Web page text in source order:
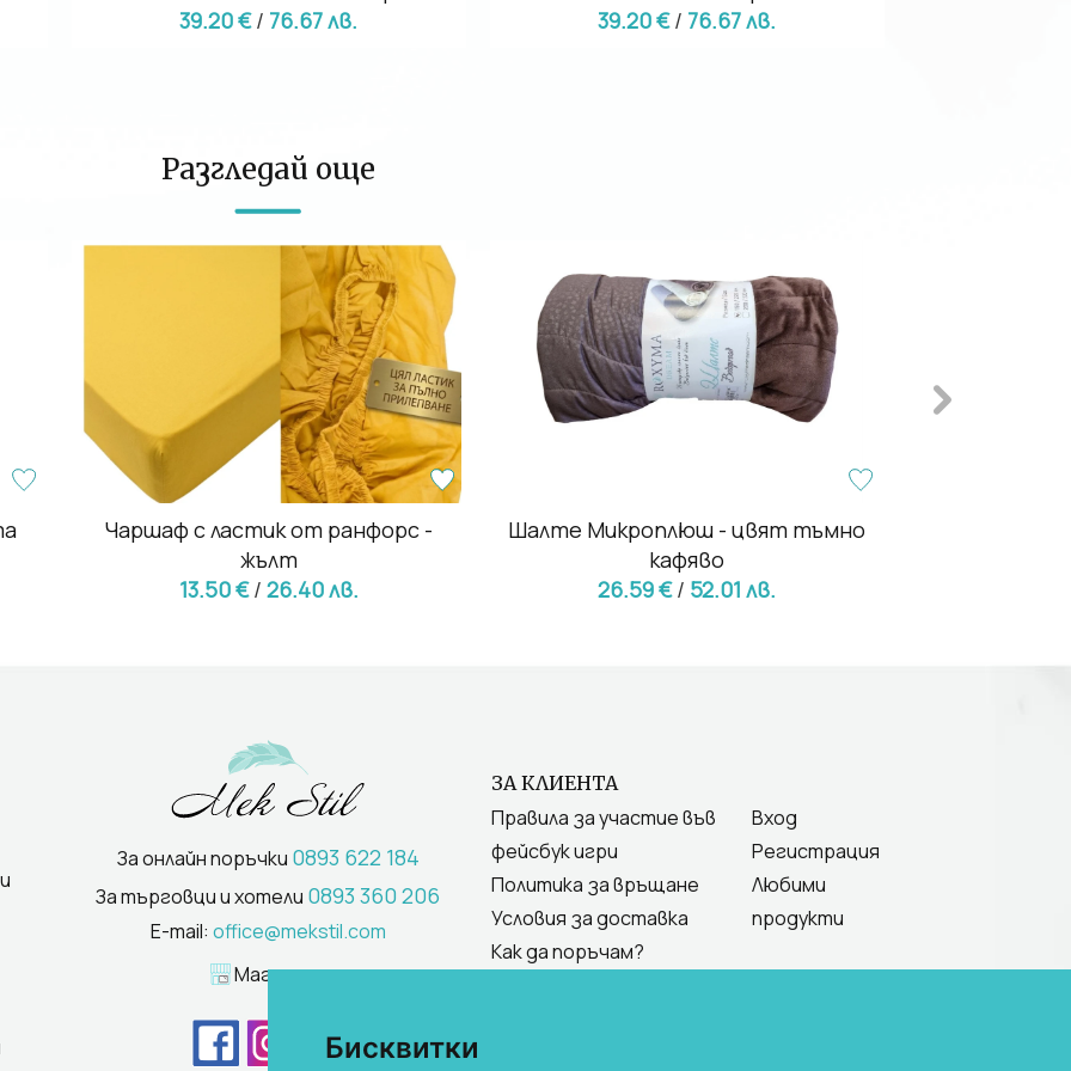
Бисквитки
39.20 €/ 76.67 лв.
39.20 €/ 76.67 лв.
Разгледай още
Чаршаф с ластик от ранфорс -
жълт
13.50 € / 26.40 лв.
Шалте Микроплюш - цвят тъмно
кафяво
26.59 €/ 52.01 лв.
За онлайн поръчки 0893 622 184
За търговци и хотели 0893 360 206
E-mail: office@mekstil.com
Магазини
ЗА КЛИЕНТА
Правила за участие във
фейсбук игри
Политика за връщане
Условия за доставка
Как да поръчам?
Вход
Регистрация
Любими
продукти